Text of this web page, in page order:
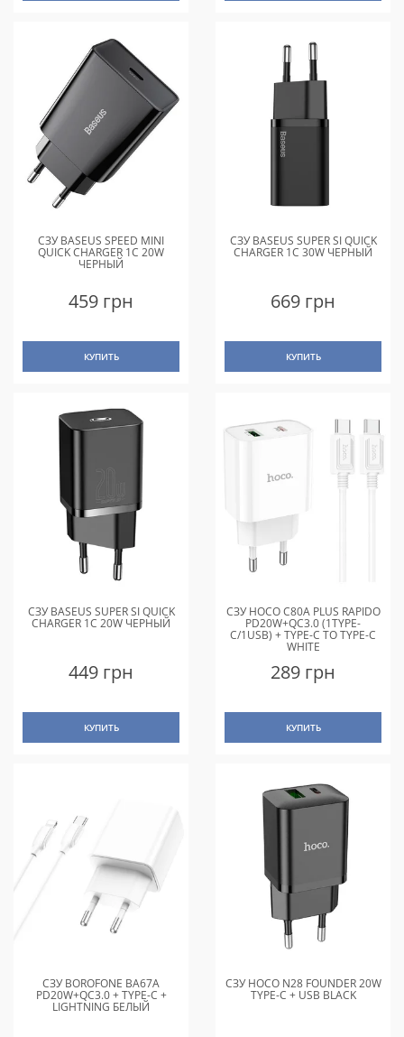
СЗУ BASEUS SPEED MINI
QUICK CHARGER 1C 20W
ЧЕРНЫЙ
459 грн
КУПИТЬ
СЗУ BASEUS SUPER SI QUICK
CHARGER 1C 30W ЧЕРНЫЙ
669 грн
КУПИТЬ
СЗУ BASEUS SUPER SI QUICK
CHARGER 1C 20W ЧЕРНЫЙ
449 грн
КУПИТЬ
СЗУ HOCO C80A PLUS RAPIDO
PD20W+QC3.0 (1TYPE-
C/1USB) + TYPE-C TO TYPE-C
WHITE
289 грн
КУПИТЬ
СЗУ BOROFONE BA67A
PD20W+QC3.0 + TYPE-C +
LIGHTNING БЕЛЫЙ
СЗУ HOCO N28 FOUNDER 20W
TYPE-C + USB BLACK